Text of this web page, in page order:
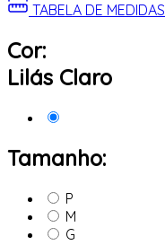
TABELA DE MEDIDAS
Cor:
Lilás Claro
Tamanho:
P
M
G